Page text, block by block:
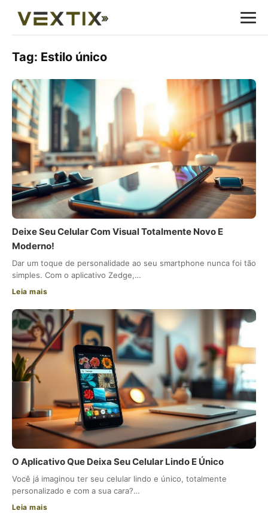
Tag: Estilo único
Deixe Seu Celular Com Visual Totalmente Novo E
Moderno!
Dar um toque de personalidade ao seu smartphone nunca foi tão
simples. Com o aplicativo Zedge,…
Leia mais
O Aplicativo Que Deixa Seu Celular Lindo E Único
Você já imaginou ter seu celular lindo e único, totalmente
personalizado e com a sua cara?…
Leia mais